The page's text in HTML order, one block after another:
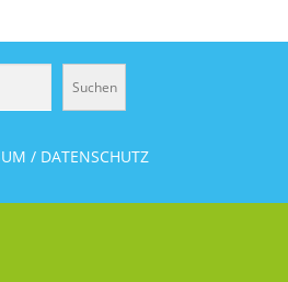
Suchen
/ DATENSCHUTZ